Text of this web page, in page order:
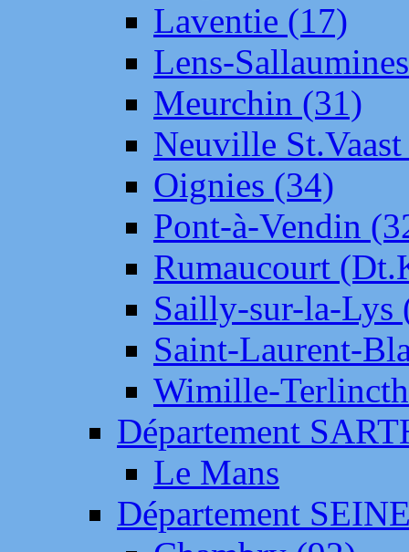
Laventie (17)
Lens-
Meurchin (31)
Neuville
Oignies (34)
Pont-à-Vendin
Rumaucourt
Sailly-sur-la-Lys
Saint-Laurent-
Wimille-
Département
Le Mans
Département